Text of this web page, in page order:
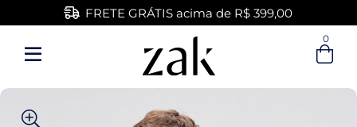
FRETE GRÁTIS acima de R$ 399,00
0